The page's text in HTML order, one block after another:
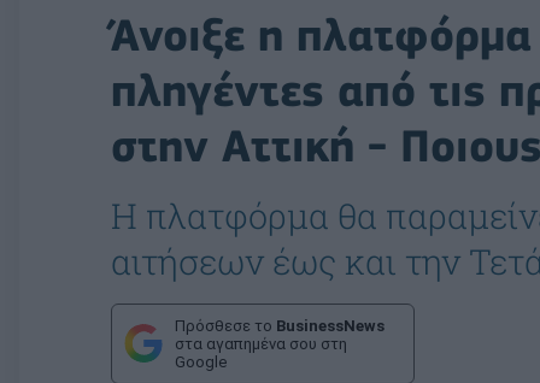
Άνοιξε η
πληγέντες από τις
στην Αττική -
Η πλατφόρμα θα
αιτήσεων έως και την
Πρόσθεσε το BusinessNews
στα αγαπημένα σου στη
Google